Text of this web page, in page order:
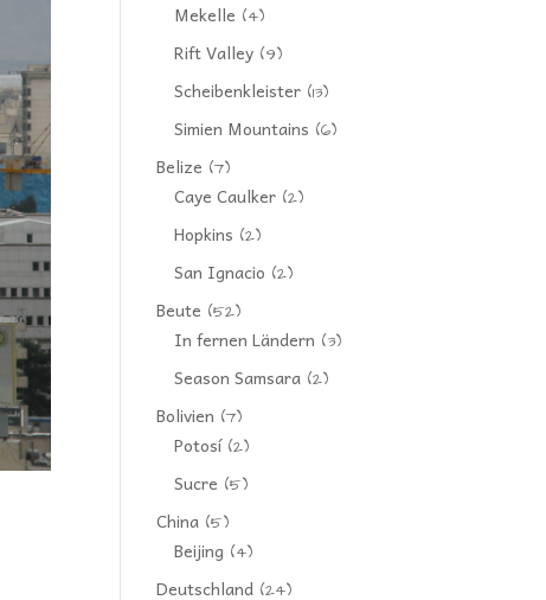
Mekelle (4)
Rift Valley (9)
Scheibenkleister (13)
Simien Mountains (6)
Belize (7)
Caye Caulker (2)
Hopkins (2)
San Ignacio (2)
Beute (52)
In fernen Ländern (3)
Season Samsara (2)
Bolivien (7)
Potosí(2)
Sucre (5)
China (5)
Beijing (4)
Deutschland (24)